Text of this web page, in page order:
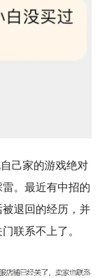
己家的游戏绝对
。最近有中招的
退回的经历，并
联系不上了。